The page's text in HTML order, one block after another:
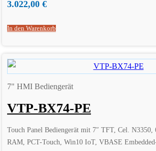
3.022,00 €
In den Warenkorb
7" HMI Bediengerät
VTP-BX74-PE
Touch Panel Bediengerät mit 7″ TFT, Cel. N3350,
RAM, PCT-Touch, Win10 IoT, VBASE